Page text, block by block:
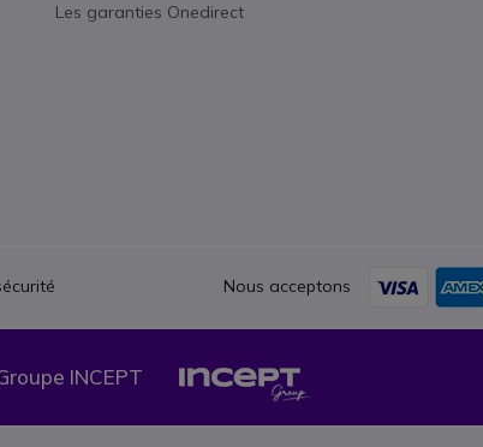
Les garanties Onedirect
Nous acceptons
INCEPT